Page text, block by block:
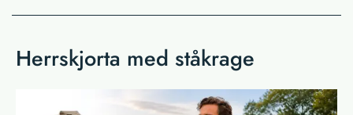
Herrskjorta med ståkrage